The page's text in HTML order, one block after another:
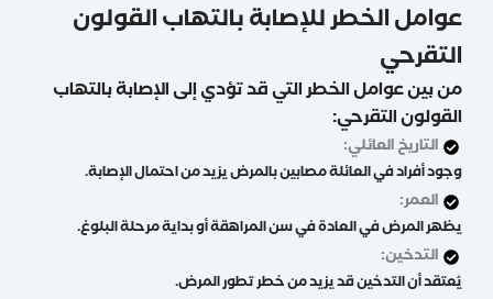
عوامل الخطر للإصابة بالتهاب القولون
التقرحي
من بين عوامل الخطر التي قد تؤدي إلى الإصابة بالتهاب
القولون التقرحي:
التاريخ العائلي:
وجود أفراد في العائلة مصابين بالمرض يزيد من احتمال الإصابة.
العمر:
يظهر المرض في العادة في سن المراهقة أو بداية مرحلة البلوغ.
التدخين:
يُعتقد أن التدخين قد يزيد من خطر تطور المرض.